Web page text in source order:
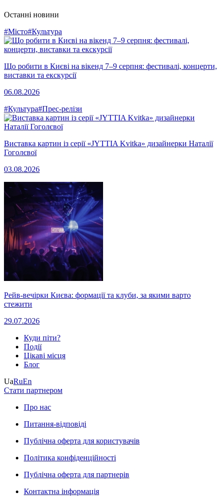
Останні новини
#Місто#Культура
Що робити в Києві на вікенд 7–9 серпня: фестивалі, концерти,
виставки та екскурсії
06.08.2026
#Культура#Прес-релізи
Виставка картин із серії «JYTTIA Kvitka» дизайнерки Наталії
Гоголєвої
03.08.2026
Рейв-вечірки Києва: формації та клуби, за якими варто
стежити
29.07.2026
Куди піти?
Події
Цікаві місця
Блог
UaRuEn
Стати партнером
Про нас
Питання-відповіді
Публічна оферта для користувачів
Політика конфіденційності
Публічна оферта для партнерів
Контактна інформація